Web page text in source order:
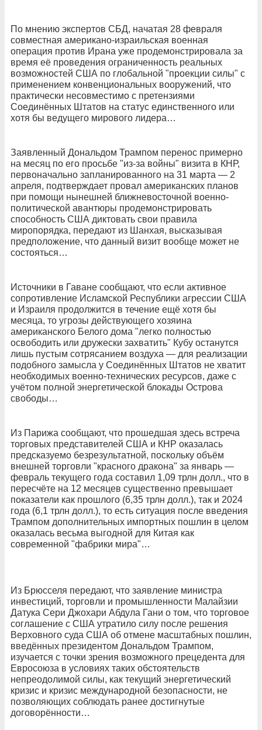
По мнению экспертов СБД, начатая 28 февраля
совместная американо-израильская военная
операция против Ирана уже продемонстрировала за
время её проведения ограниченность реальных
возможностей США по глобальной "проекции силы" с
применением конвенциональных вооружений, что
практически несовместимо с претензиями
Соединённых Штатов на статус единственного или
хотя бы ведущего мирового лидера…
Заявленный Дональдом Трампом перенос примерно
на месяц по его просьбе "из-за вой­ны" визита в КНР,
первоначально запланированного на 31 марта — 2
апреля, подтверждает провал американских планов
при помощи нынешней ближневосточной военно-
политической авантюры продемонстрировать
способность США диктовать свои правила
миропорядка, передают из Шанхая, высказывая
предположение, что данный визит вообще может не
состояться…
Источники в Гаване сообщают, что если активное
сопротивление Исламской Республики агрессии США
и Израиля продолжится в течение ещё хотя бы
месяца, то угрозы действующего хозяина
американского Белого дома "легко полностью
освободить или дружески захватить" Кубу останутся
лишь пустым сотрясанием воздуха — для реализации
подобного замысла у Соединённых Штатов не хватит
необходимых военно-технических ресурсов, даже с
учётом полной энергетической блокады Острова
свободы…
Из Парижа сообщают, что прошедшая здесь встреча
торговых представителей США и КНР оказалась
предсказуемо безрезультатной, поскольку объём
внешней торговли "красного дракона" за январь —
февраль текущего года составил 1,09 трлн долл., что в
пересчёте на 12 месяцев существенно превышает
показатели как прошлого (6,35 трлн долл.), так и 2024
года (6,1 трлн долл.), то есть ситуация после введения
Трампом дополнительных импортных пошлин в целом
оказалась весьма выгодной для Китая как
современной "фабрики мира"…
Из Брюсселя передают, что заявление министра
инвестиций, торговли и промышленности Малайзии
Датука Сери Джохари Абдула Гани о том, что торговое
соглашение с США утратило силу после решения
Верховного суда США об отмене масштабных пошлин,
введённых президентом Дональдом Трампом,
изучается с точки зрения возможного прецедента для
Евросоюза в условиях таких обстоятельств
непреодолимой силы, как текущий энергетический
кризис и кризис международной безопасности, не
позволяющих соблюдать ранее достигнутые
договорённости…